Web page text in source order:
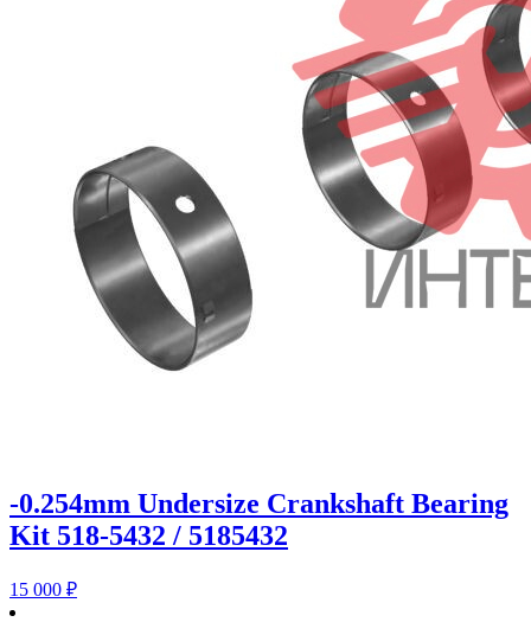
-0.254mm Undersize Crankshaft Bearing
Kit 518-5432 / 5185432
15 000 ₽